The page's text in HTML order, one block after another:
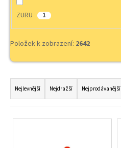
ZURU 1
Položek k zobrazení: 2642
Ř
a
z
e
Nejlevnější Nejdražší Nejprodávanější
V